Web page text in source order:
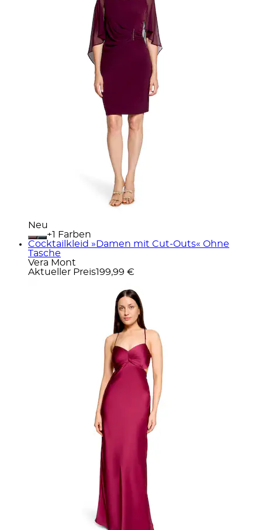
Neu
+
Farben
Cocktailkleid »Damen mit Cut-Outs« Ohne
Tasche
Vera Mont
Aktueller Preis199,99 €